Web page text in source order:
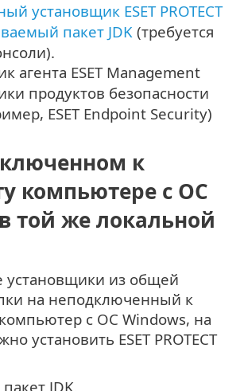
установщик ESET PROTECT
пакет JDK (требуется
агента ESET Management
продуктов безопасности
ESET Endpoint Security)
к
компьютере с ОС
той же локальной
установщики из общей
на неподключенный к
с ОС Windows, на
установить ESET PROTECT
JDK.